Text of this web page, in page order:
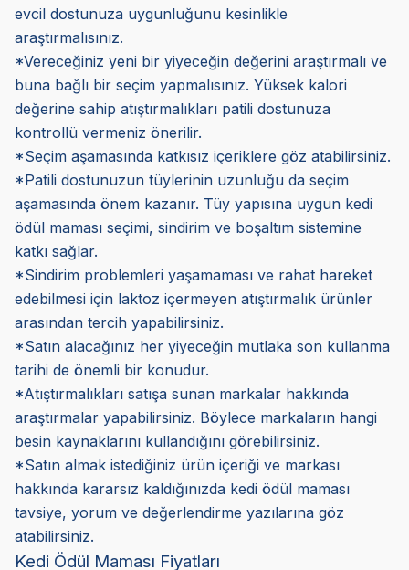
evcil dostunuza uygunluğunu kesinlikle
araştırmalısınız.
*Vereceğiniz yeni bir yiyeceğin değerini araştırmalı ve
buna bağlı bir seçim yapmalısınız. Yüksek kalori
değerine sahip atıştırmalıkları patili dostunuza
kontrollü vermeniz önerilir.
*Seçim aşamasında katkısız içeriklere göz atabilirsiniz.
*Patili dostunuzun tüylerinin uzunluğu da seçim
aşamasında önem kazanır. Tüy yapısına uygun kedi
ödül maması seçimi, sindirim ve boşaltım sistemine
katkı sağlar.
*Sindirim problemleri yaşamaması ve rahat hareket
edebilmesi için laktoz içermeyen atıştırmalık ürünler
arasından tercih yapabilirsiniz.
*Satın alacağınız her yiyeceğin mutlaka son kullanma
tarihi de önemli bir konudur.
*Atıştırmalıkları satışa sunan markalar hakkında
araştırmalar yapabilirsiniz. Böylece markaların hangi
besin kaynaklarını kullandığını görebilirsiniz.
*Satın almak istediğiniz ürün içeriği ve markası
hakkında kararsız kaldığınızda kedi ödül maması
tavsiye, yorum ve değerlendirme yazılarına göz
atabilirsiniz.
Kedi Ödül Maması Fiyatları